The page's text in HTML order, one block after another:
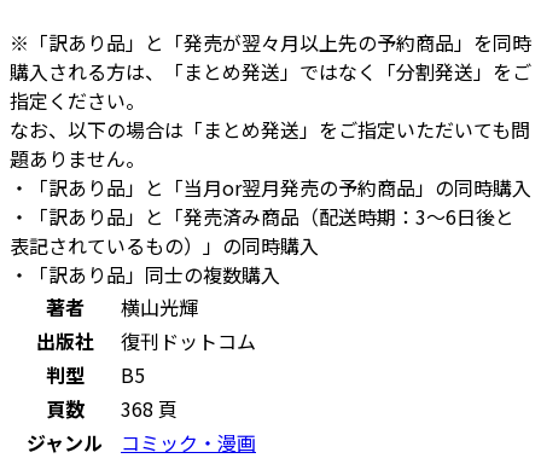
※「訳あり品」と「発売が翌々月以上先の予約商品」を同時
購入される方は、「まとめ発送」ではなく「分割発送」をご
指定ください。
なお、以下の場合は「まとめ発送」をご指定いただいても問
題ありません。
・「訳あり品」と「当月or翌月発売の予約商品」の同時購入
・「訳あり品」と「発売済み商品（配送時期：3～6日後と
表記されているもの）」の同時購入
・「訳あり品」同士の複数購入
著者
横山光輝
出版社
復刊ドットコム
判型
B5
頁数
368 頁
ジャンル
コミック・漫画